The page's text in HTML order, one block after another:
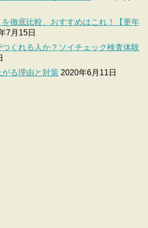
徹底比較、おすすめはこれ！【更年
7月15日
くれる人か？ソイチェック検査体験
る理由と対策 2020年6月11日